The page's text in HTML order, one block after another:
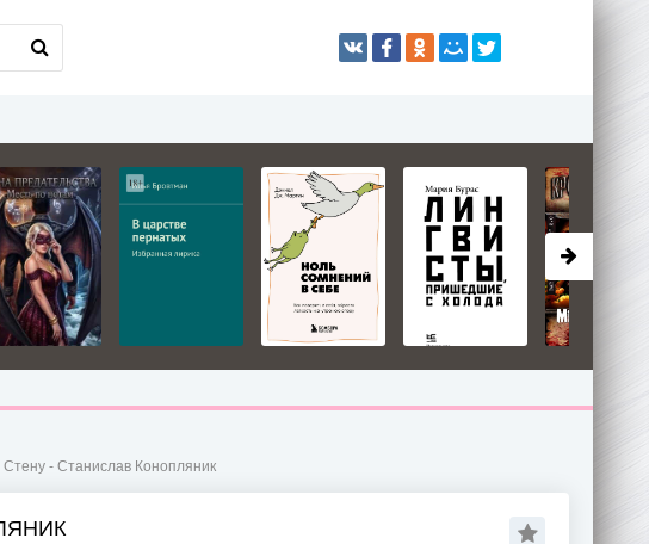
- Станислав Конопляник